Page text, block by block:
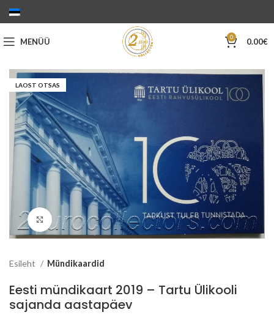
MENÜÜ 0 0.00€
LAOST OTSAS
Suurenda
Esileht Mündikaardid
Eesti mündikaart 2019 – Tartu Ülikooli
sajanda aastapäev